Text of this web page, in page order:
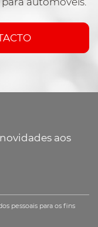
aos
pessoais para os fins